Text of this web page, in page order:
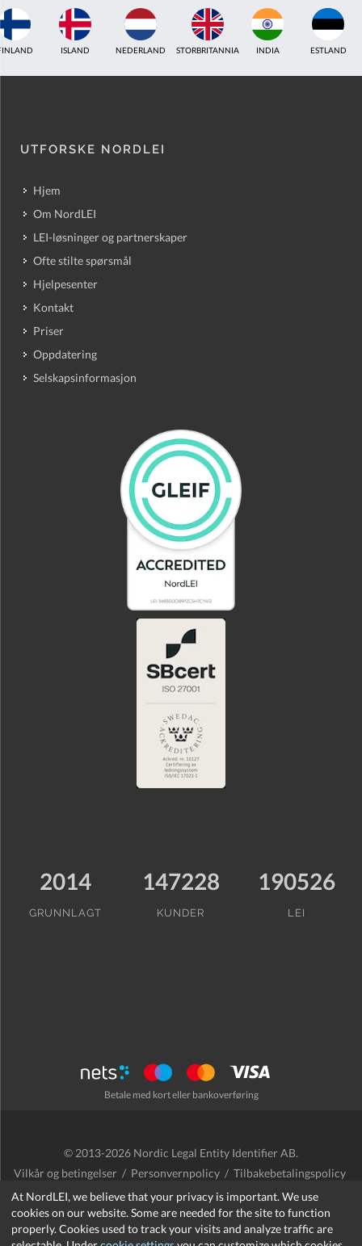
At NordLEI, we believe that your privacy is important. We use
cookies on our website. Some are needed for the site to function
properly. Cookies used to track your visits and analyze traffic are
ISLAND NEDERLAND STORBRITANNIA INDIA ESTLAND AUSTRALIA
UTFORSKE NORDLEI
Hjem
Om NordLEI
LEI-løsninger og partnerskaper
Ofte stilte spørsmål
Hjelpesenter
Kontakt
Priser
Oppdatering
Selskapsinformasjon
2014
GRUNNLAGT
147228
KUNDER
190526
LEI
Betale med kort eller bankoverføring
© 2013-2026 Nordic Legal Entity Identifier AB.
Vilkår og betingelser / Personvernpolicy / Tilbakebetalingspolicy
/ Cookies